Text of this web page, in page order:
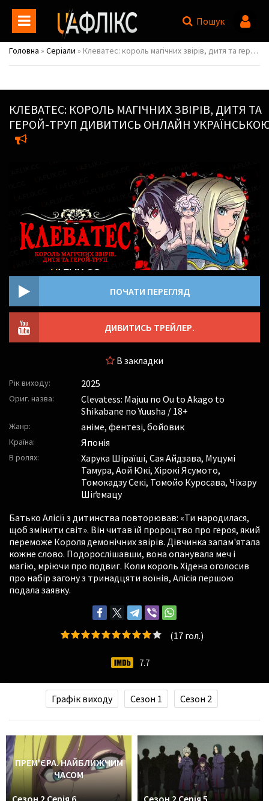
Пошук
Головна » Серіали » Клеватес: король магічних звірів, дитя та герой-труп / Clevatess: Majuu no Ou to Akago to Shikabane no Yuusha
КЛЕВАТЕС: КОРОЛЬ МАГІЧНИХ ЗВІРІВ, ДИТЯ ТА
ГЕРОЙ-ТРУП ДИВИТИСЬ ОНЛАЙН
ПОЧАТИ ПЕРЕГЛЯД
ДИВИТИСЬ ТРЕЙЛЕР.
В закладки
Рік виходу: 2025
Ориг. назва:
Clevatess: Majuu no Ou to Akago to
Shikabane no Yuusha / 18+
Жанр: аніме, фентезі, бойовик
Країна: Японія
В ролях: Харука Шіраїші, Сая Айдзава, Муцумі
Тамура, Аой Юкі, Хірокі Ясумото,
Томокадзу Секі, Томойо Куросава, Чіхару
Шіґемацу
Батько Алісії з дитинства повторював: «Ти народилася,
щоб змінити світ». Він читав їй пророцтво про героя, який
переможе Короля демонічних звірів. Дівчинка запам'ятала
кожне слово. Подорослішавши, вона опанувала меч і
магію, мріючи про подвиг. Коли король Хідена оголосив
про набір загону з тринадцяти воїнів, Алісія першою
подала заявку.
(17гол.)
7.7
Графік виходу Сезон 1 Сезон 2
ПРЕМ'ЄРА. НАЙБЛИЖЧИМ
ЧАСОМ
Сезон 2 Серія 6
Сезон 2 Серія 5